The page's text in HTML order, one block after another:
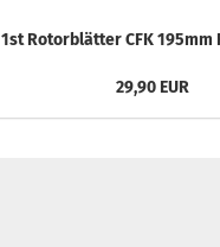
1st Rotorblätter CFK 195mm
29,90 EUR